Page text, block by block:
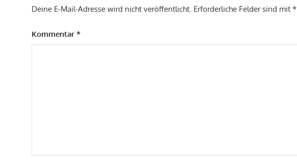
Deine E-Mail-Adresse wird nicht veröffentlicht. Erforderliche Felder sind mit*
Kommentar*